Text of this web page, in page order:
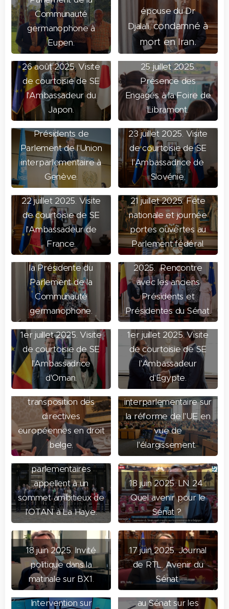
Communauté
germanophone à
Eupen.
épouse du Dr
Djalali,condamné à
mort en Iran.
26 août 2025. Visite
de courtoisie de SE
l'Ambassadeur du
Japon.
25 juillet 2025.
Présence des
Engagés à la Foire de
Libramont.
29 - 31 juillet
2025. Conférence
Mondiale des
Présidents de
Parlement de l'Union
interparlementaire à
Genève.
23 juillet 2025. Visite
de courtoisie de SE
l'Ambassadrice de
Slovénie.
22 juillet 2025. Visite
de courtoisie de SE
l'Ambassadeur de
France.
21 juillet 2025. Fête
nationale et journée
portes ouvertes au
Parlement fédéral.
16 juillet
2025. Rencontre avec
la Présidente du
Parlement de la
Communauté
germanophone.
10 juillet
2025. Rencontre
avec les anciens
Présidents et
Présidentes du Sénat.
1er juillet 2025. Visite
de courtoisie de SE
l'Ambassadrice
d'Oman.
1er juillet 2025. Visite
de courtoisie de SE
l'Ambassadeur
d'Egypte.
1er juillet 2025. Etat
des lieux sur la
transposition des
directives
européennes en droit
belge.
24 juin 2025.
Commission
interparlementaire sur
la réforme de l'UE en
vue de
l'élargissement.
20 juin 2025. Des
parlementaires
appellent à un
sommet ambitieux de
l'OTAN à La Haye.
18 juin 2025. LN 24 :
Quel avenir pour le
Sénat ?
18 juin 2025. Invité
politique dans la
matinale sur BX1.
17 juin 2025. Journal
de RTL. Avenir du
Sénat.
17 juin 2025.
Intervention sur
21 mai 2025. Colloque
au Sénat sur les